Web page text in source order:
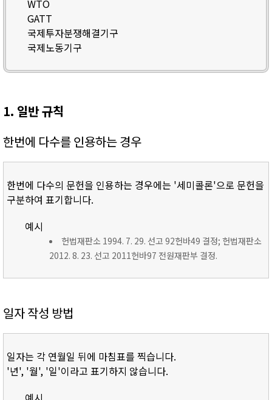
WTO
GATT
국제투자분쟁해결기구
국제노동기구
1. 일반 규칙
한번에 다수를 인용하는 경우
한번에 다수의 문헌을 인용하는 경우에는 '세미콜론'으로 문헌을
구분하여 표기합니다.
예시
헌법재판소 1994. 7. 29. 선고 92헌바49 결정; 헌법재판소
2012. 8. 23. 선고 2011헌바97 전원재판부 결정.
일자 작성 방법
일자는 각 연월일 뒤에 마침표를 찍습니다.
'년', '월', '일'이라고 표기하지 않습니다.